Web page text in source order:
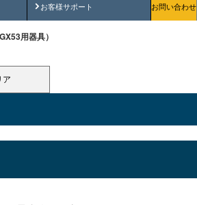
お客様サポート
安全にご使用いただくためにお問い合わせ
用器具）
ア